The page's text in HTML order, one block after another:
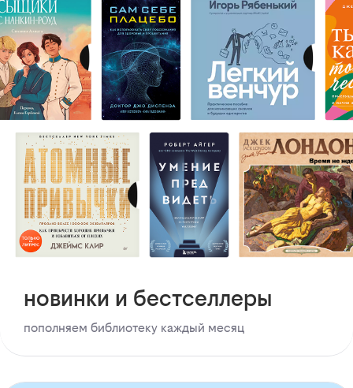
новинки и бестселлеры
пополняем библиотеку каждый месяц